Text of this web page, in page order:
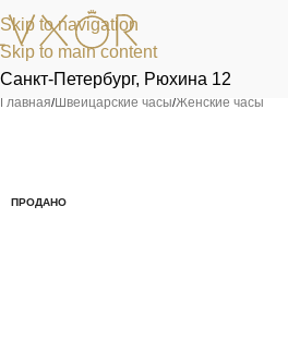
Skip to navigation
Skip to main content
Санкт-Петербург, Рюхина 12
Главная/Швейцарские часы/Женские часы
ПРОДАНО